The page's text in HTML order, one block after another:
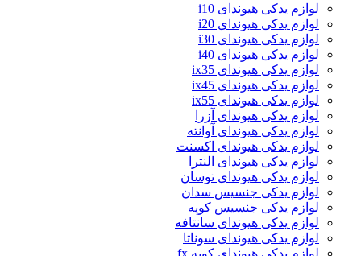
لوازم یدکی هیوندای i10
لوازم یدکی هیوندای i20
لوازم یدکی هیوندای i30
لوازم یدکی هیوندای i40
لوازم یدکی هیوندای ix35
لوازم یدکی هیوندای ix45
لوازم یدکی هیوندای ix55
لوازم یدکی هیوندای آزرا
لوازم یدکی هیوندای آوانته
لوازم یدکی هیوندای اکسنت
لوازم یدکی هیوندای النترا
لوازم یدکی هیوندای توسان
لوازم یدکی جنسیس سدان
لوازم یدکی جنسیس کوپه
لوازم یدکی هیوندای سانتافه
لوازم یدکی هیوندای سوناتا
لوازم یدکی هیوندای کوپه fx